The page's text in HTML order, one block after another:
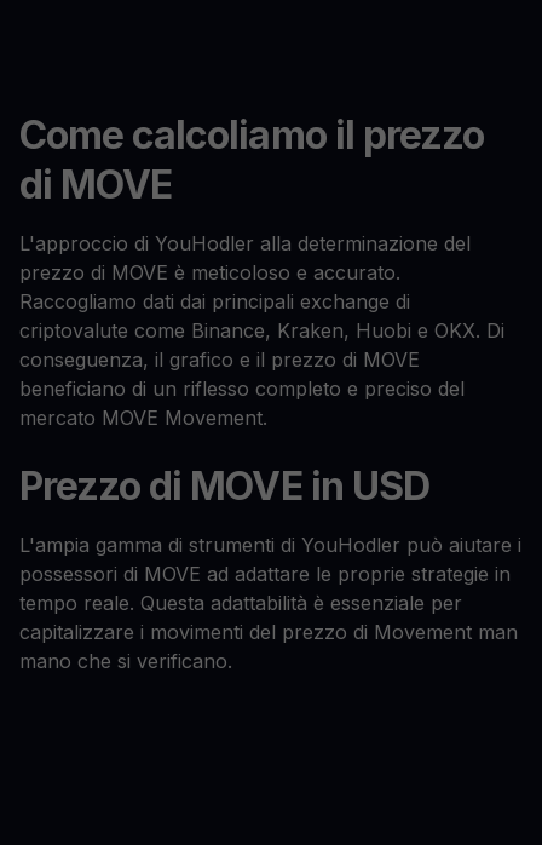
Come calcoliamo il prezzo
di MOVE
L'approccio di YouHodler alla determinazione del
prezzo di MOVE è meticoloso e accurato.
Raccogliamo dati dai principali exchange di
criptovalute come Binance, Kraken, Huobi e OKX. Di
conseguenza, il grafico e il prezzo di MOVE
beneficiano di un riflesso completo e preciso del
mercato MOVE Movement.
Prezzo di MOVE in USD
L'ampia gamma di strumenti di YouHodler può aiutare i
possessori di MOVE ad adattare le proprie strategie in
tempo reale. Questa adattabilità è essenziale per
capitalizzare i movimenti del prezzo di Movement man
mano che si verificano.